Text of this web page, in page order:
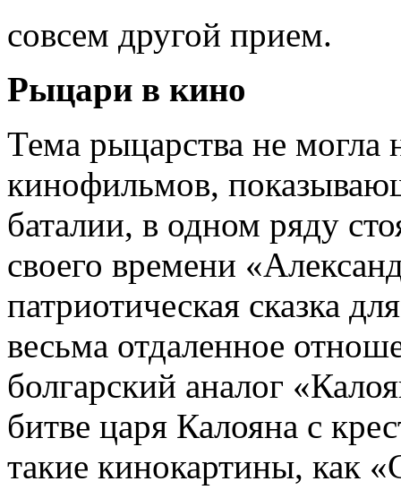
совсем другой прием.
Рыцари в кино
Тема рыцарства не могла
кинофильмов,
баталии, в одном ряду
своего времени
патриотичес­кая сказка
весьма отдаленное
болгарский аналог
битве царя Калояна с
такие кинокартины, как